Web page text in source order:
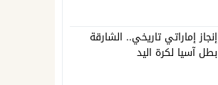
إنجاز إماراتي تاريخي.. الشارقة
بطل آسيا لكرة اليد